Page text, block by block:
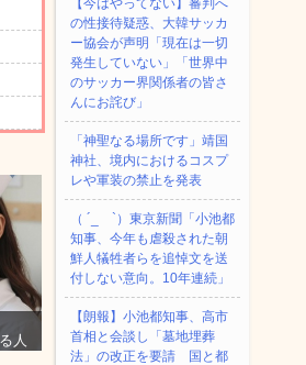
人
【今はやってない】審判へ
の性接待疑惑、大韓サッカ
ー協会が声明「現在は一切
発生していない」「世界中
のサッカー界関係者の皆さ
んにお詫び」
「神聖なる場所です」靖国
神社、境内におけるコスプ
レや軍装の禁止を発表
（ ´_ゝ`）東京新聞「小池都
知事、今年も虐殺された朝
鮮人犠牲者らを追悼文を送
付しない意向。10年連続」
【朗報】小池都知事、高市
首相と会談し「墓地埋葬
法」の改正を要請 国と都